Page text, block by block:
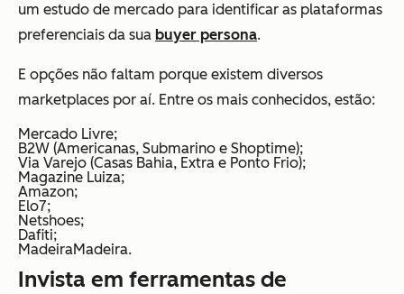
um estudo de mercado para identificar as plataformas
preferenciais da sua buyer persona.
E opções não faltam porque existem diversos
marketplaces por aí. Entre os mais conhecidos, estão:
Mercado Livre;
B2W (Americanas, Submarino e Shoptime);
Via Varejo (Casas Bahia, Extra e Ponto Frio);
Magazine Luiza;
Amazon;
Elo7;
Netshoes;
Dafiti;
MadeiraMadeira.
Invista em ferramentas de